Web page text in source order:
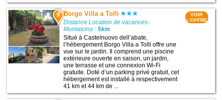
9 Borgo Villa a Tolli
Distance Location de vacances-
Montalcino :5km
Situé à Castelnuovo dellʼabate,
l’hébergement Borgo Villa a Tolli offre une
vue sur le jardin. Il comprend une piscine
extérieure ouverte en saison, un jardin,
une terrasse et une connexion Wi-Fi
gratuite. Doté d’un parking privé gratuit, cet
hébergement est installé à respectivement
41 km et 44 km de ...
VOIR
L'OFFRE